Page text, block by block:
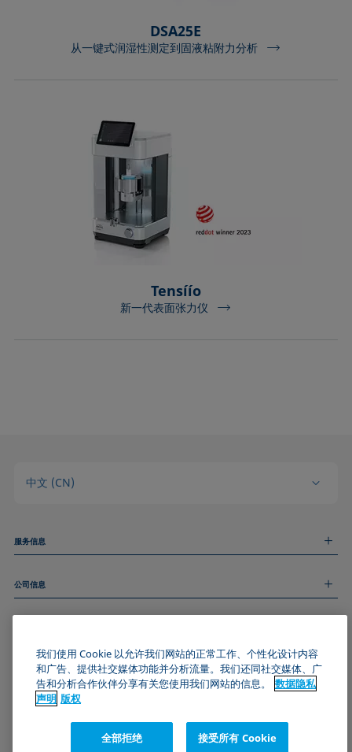
DSA25E
从一键式润湿性测定到固液粘附力分析
Tensíío
新一代表面张力仪
中文 (CN)
服务信息
技术服务
和我们取得联系
公司信息
关于我们
数据隐私声明
Cookie政策
加入KRÜSS社区
我们使用 Cookie 以允许我们网站的正常工作、个性化设计内容
和广告、提供社交媒体功能并分析流量。我们还同社交媒体、广
告和分析合作伙伴分享有关您使用我们网站的信息。
数据隐私
声明 版权
全部拒绝 接受所有 Cookie